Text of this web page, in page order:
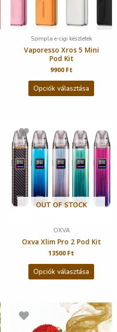
Szimpla e-cigi készletek
Vaporesso Xros 5 Mini
Pod Kit
9900 Ft
Opciók választása
OUT OF STOCK
OXVA
Oxva Xlim Pro 2 Pod Kit
13500 Ft
Opciók választása